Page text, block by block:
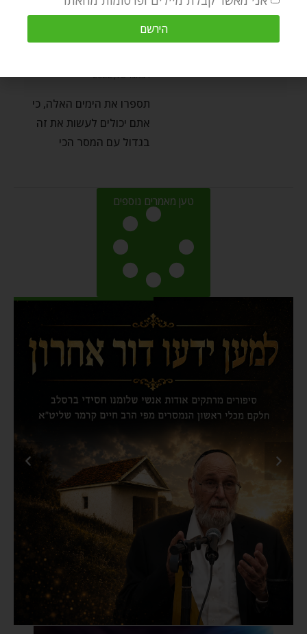
חנוכה ⬦לקרוא
תספרו אותם – שמונה ימים
של תודה!
דצמבר 18, 2022
תספרו את הימים האלה, כי
אתם יכולים לעשות את זה
בגדול עם המסר הכי
טען מאמרים נוספים
הירשם